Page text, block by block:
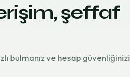
şeffaf
bulmanız ve hesap güvenliğinizi